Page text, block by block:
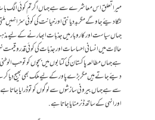
میرا تعلق اس معاشرے سے ہے جہاں اگر تم کوئی الگ بات یا
لٹکا دیئے جاو گے مگر بددیانتی اور خیانت کی کوئی سزا
جہاں سیاست اور کاروبار میں جذبات ابھارنے کےلیے
حالات میں انسانی احساسات اور جذبات کی کوئی قدر و
ہے جہاں مطالعہ پاکستان کی کتابوں میں بچوں کو تو حب
دیئے جاتے ہیں مگر بڑے پاور کےلیے ملک بھی بھیج
سے ہے جہاں بیرونی سازشوں سے لوگوں کو تو ڈرایا جاتا
اور انہی کے ساتھ ڈنر منایا جاتا ہے.